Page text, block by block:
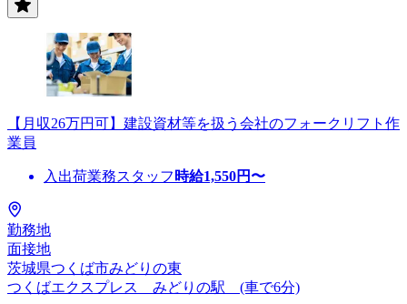
【月収26万円可】建設資材等を扱う会社のフォークリフト作
業員
入出荷業務スタッフ 時給1,550円〜
勤務地
面接地
茨城県つくば市みどりの東
つくばエクスプレス みどりの駅 (車で6分)